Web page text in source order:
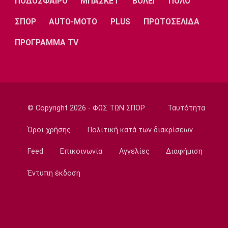
Σπόρτινγκ: Η επιβεβαίωση για τον
14:20
Γ Εθνική
13:50
Εθνικές Μπάσκετ
Σκούμα: «Είμαστε ενωμένες και
προετοιμασμένες»
ΣΠΟΡ AUTO-MOTO PLUS ΠΡΩΤΟΣΕΛΙΔΑ
ΠΡΟΓΡΑΜΜΑ TV
© Copyright 2026 - ΦΩΣ ΤΩΝ ΣΠΟΡ Ταυτότητα
Όροι χρήσης Πολιτική κατά των διακρίσεων
Feed Επικοινωνία Αγγελίες Διαφήμιση
Έντυπη έκδοση